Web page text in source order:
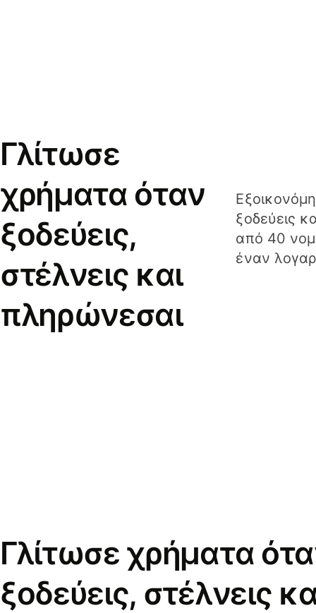
Γλίτωσε
χρήματα όταν
ξοδεύεις,
στέλνεις και
πληρώνεσαι
ξοδεύεις
από 40
έναν
Γλίτωσε χρήματα
ξοδεύεις, στέλνεις